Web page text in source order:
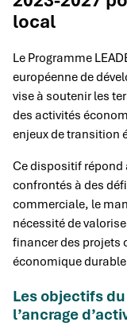
local
Le Programme
européenne de
vise à soutenir les
des activités
enjeux de transition
Ce dispositif répond
confrontés à des
commerciale, le
nécessité de
financer des projets
économique
Les objectifs du
l’ancrage